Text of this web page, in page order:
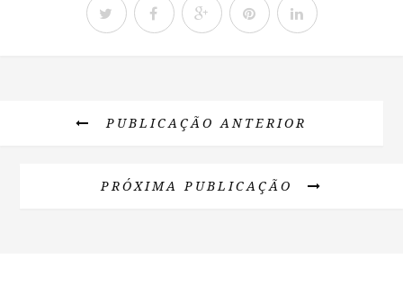
PUBLICAÇÃO ANTERIOR
PRÓXIMA PUBLICAÇÃO